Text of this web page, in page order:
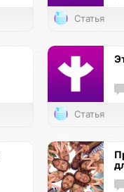
Статья
Статья